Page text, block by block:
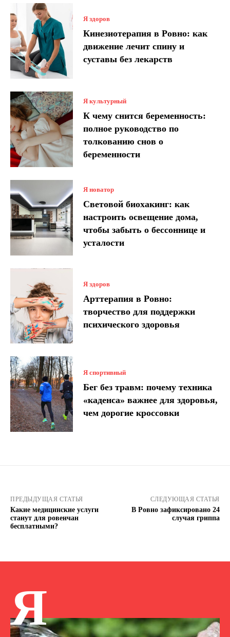
Я здоров
Кинезиотерапия в Ровно: как
движение лечит спину и
суставы без лекарств
Я культурный
К чему снится беременность:
полное руководство по
толкованию снов о
беременности
Я новатор
Световой биохакинг: как
настроить освещение дома,
чтобы забыть о бессоннице и
усталости
Я здоров
Арттерапия в Ровно:
творчество для поддержки
психического здоровья
Я спортивный
Бег без травм: почему техника
«каденса» важнее для здоровья,
чем дорогие кроссовки
ПРЕДЫДУЩАЯ СТАТЬЯ
Какие медицинские услуги
станут для ровенчан
бесплатными?
СЛЕДУЮЩАЯ СТАТЬЯ
В Ровно зафиксировано 24
случая гриппа
Я